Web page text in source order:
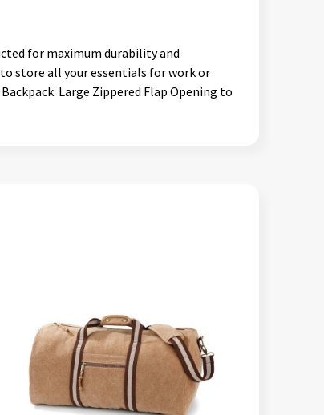
for maximum durability and
store all your essentials for work or
Large Zippered Flap Opening to